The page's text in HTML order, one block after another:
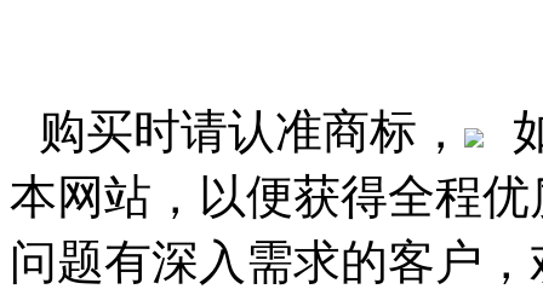
购买时请认准商标，
本网站，以便获得全程
问题有深入需求的客户